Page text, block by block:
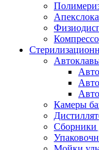
Камеры
Сборники